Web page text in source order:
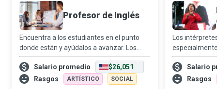
Profesor de Inglés
Encuentra a los estudiantes en el punto
donde están y ayúdalos a avanzar. Los
profesores de inglés buscan crear un
entorno propicio para el aprendizaje, en el
cual los estudiantes logren sus metas aca
Salario promedio
$26,051
Rasgos
ARTÍSTICO SOCIAL
Los
garantizar
hipoacusia o
desarrollo
Salario
Rasgos